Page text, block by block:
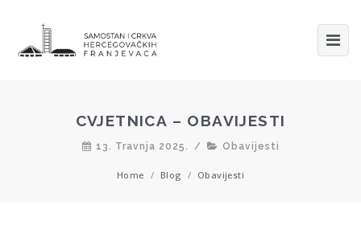
CVJETNICA – OBAVIJESTI
13. Travnja 2025. / Obavijesti
Home / Blog / Obavijesti